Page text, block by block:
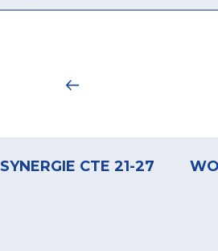
SYNERGIE CTE 21-27